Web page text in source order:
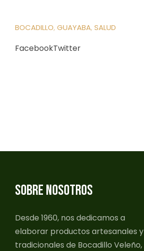
BOCADILLO GUAYABA SALUD
FacebookTwitter
SOBRE NOSOTROS
Desde 1960, nos dedicamos a
elaborar productos artesanales y
tradicionales de Bocadillo Veleño,